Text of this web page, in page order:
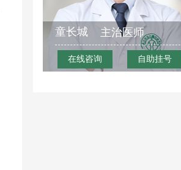
童长城 主治医师
在线咨询 自助挂号